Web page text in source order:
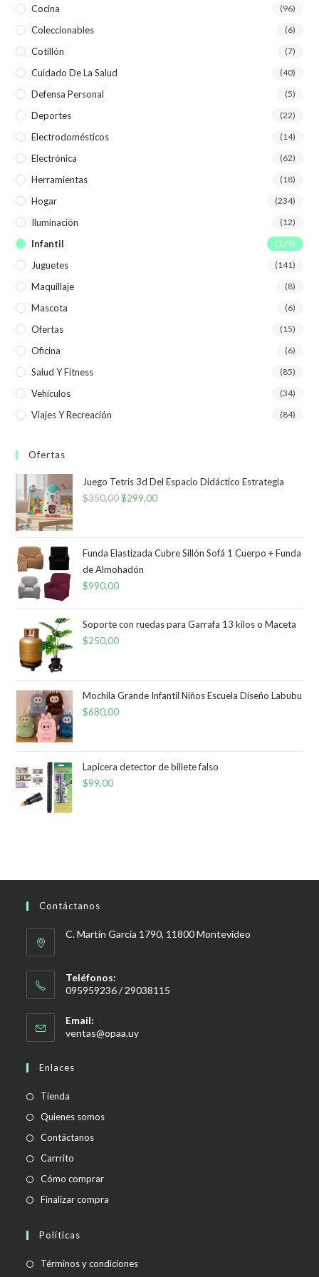
Cocina (96)
Coleccionables (6)
Cotillón (7)
Cuidado De La Salud (40)
Defensa Personal (5)
Deportes (22)
Electrodomésticos (14)
Electrónica (62)
Herramientas (18)
Hogar (234)
Iluminación (12)
Infantil (179)
Juguetes (141)
Maquillaje (8)
Mascota (6)
Ofertas (15)
Oficina (6)
Salud Y Fitness (85)
Vehículos (34)
Viajes Y Recreación (84)
Ofertas
Juego Tetris 3d Del Espacio Didáctico Estrategia
$350,00El
era:
$350,00.
$299,00El
es:
Funda Elastizada Cubre Sillón Sofá 1 Cuerpo + Funda
de Almohadón
$990,00
Soporte con ruedas para Garrafa 13 kilos o Maceta
$250,00
Mochila Grande Infantil Niños Escuela Diseño Labubu
$680,00
Lapicera detector de billete falso
$99,00
Contáctanos
C. Martín García 1790, 11800 Montevideo
Teléfonos:
095959236 / 29038115
Email:
ventas@opaa.uySe
Enlaces
Tienda
Quienes somos
Contáctanos
Carrrito
Cómo comprar
Finalizar compra
Políticas
Términos y condicionesSe